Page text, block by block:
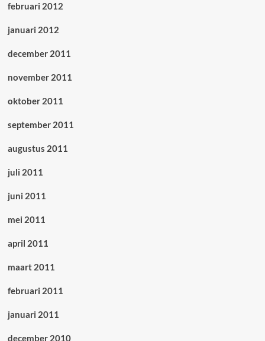
februari 2012
januari 2012
december 2011
november 2011
oktober 2011
september 2011
augustus 2011
juli 2011
juni 2011
mei 2011
april 2011
maart 2011
februari 2011
januari 2011
december 2010